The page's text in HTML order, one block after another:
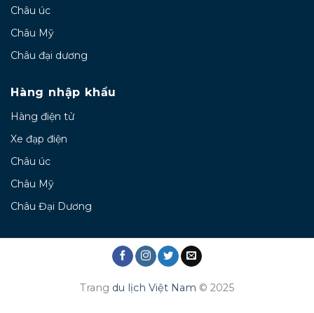
Châu úc
Châu Mỹ
Châu đại dương
Hàng nhập khẩu
Hàng điện tử
Xe đạp điện
Châu úc
Châu Mỹ
Châu Đại Dương
Trang du lịch Việt Nam © 2025